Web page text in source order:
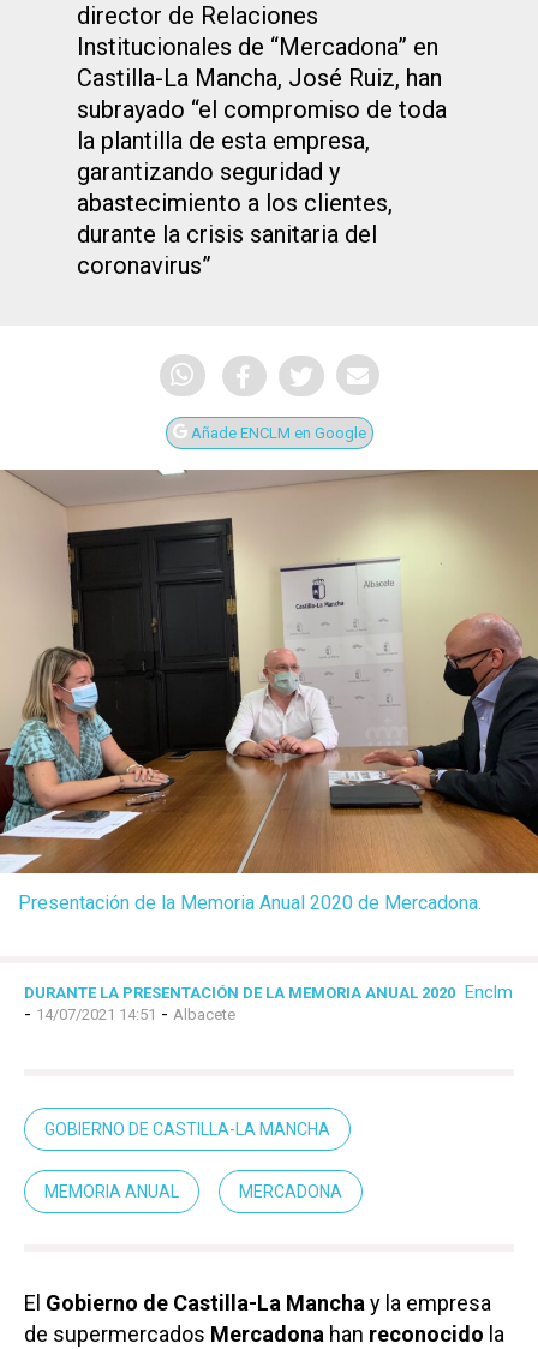
director de Relaciones
Institucionales de “Mercadona” en
Castilla-La Mancha, José Ruiz, han
subrayado “el compromiso de toda
la plantilla de esta empresa,
garantizando seguridad y
abastecimiento a los clientes,
durante la crisis sanitaria del
coronavirus”
Añade ENCLM en Google
Presentación de la Memoria Anual 2020 de Mercadona.
DURANTE LA PRESENTACIÓN DE LA MEMORIA ANUAL 2020 Enclm
- 14/07/2021 14:51 - Albacete
GOBIERNO DE CASTILLA-LA MANCHA
MEMORIA ANUAL MERCADONA
El Gobierno de Castilla-La Mancha y la empresa
de supermercados Mercadona han reconocido la